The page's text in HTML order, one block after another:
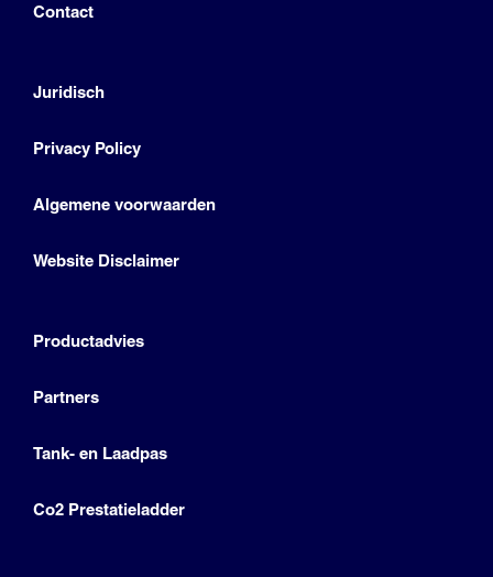
Contact
Juridisch
Privacy Policy
Algemene voorwaarden
Website Disclaimer
Productadvies
Partners
Tank- en Laadpas
Co2 Prestatieladder